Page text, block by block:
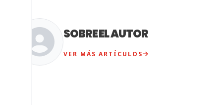
SOBRE EL AUTOR
VER MÁS ARTÍCULOS